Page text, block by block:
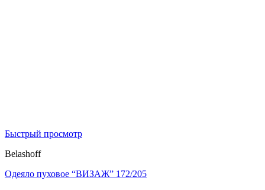
Быстрый просмотр
Belashoff
Одеяло пуховое “ВИЗАЖ” 172/205